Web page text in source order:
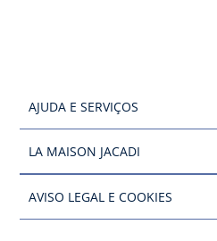
AJUDA E SERVIÇOS
LA MAISON JACADI
AVISO LEGAL E COOKIES